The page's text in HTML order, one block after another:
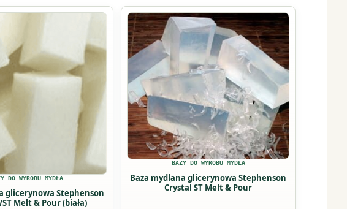
DO WYROBU MYDŁA
glicerynowa Stephenson
Melt & Pour (biała)
BAZY DO WYROBU MYDŁA
Baza mydlana glicerynowa Stephenson
Crystal ST Melt & Pour
Ten
produkt
ma
wiele
wariantów.
Opcje
można
wybrać
na
stronie